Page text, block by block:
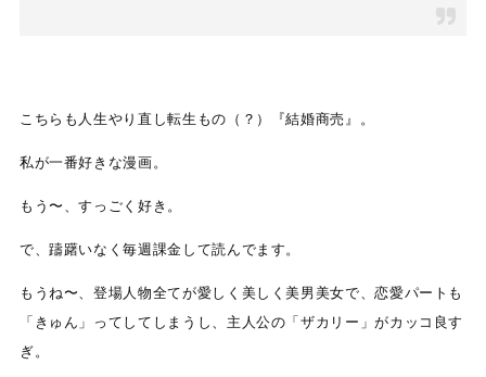
こちらも人生やり直し転生もの（？）『結婚商売』。
私が一番好きな漫画。
もう〜、すっごく好き。
で、躊躇いなく毎週課金して読んでます。
もうね〜、登場人物全てが愛しく美しく美男美女で、恋愛パートも
「きゅん」ってしてしまうし、主人公の「ザカリー」がカッコ良す
ぎ。